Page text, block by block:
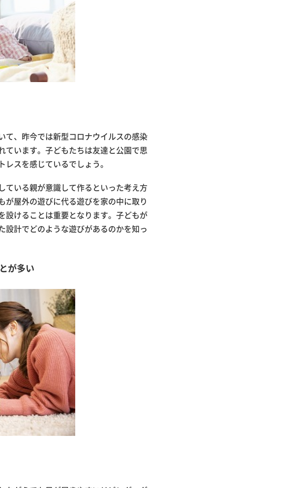
て、昨今では新型コロナウイルスの感染
ています。子どもたちは友達と公園で思
スを感じているでしょう。
ている親が意識して作るといった考え方
屋外の遊びに代る遊びを家の中に取り
設けることは重要となります。子どもが
計でどのような遊びがあるのかを知っ
が多い